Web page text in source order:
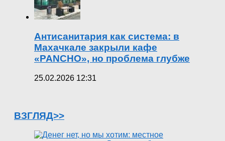
Антисанитария как система: в
Махачкале закрыли кафе
«PANCHO», но проблема глубже
25.02.2026 12:31
ВЗГЛЯД>>